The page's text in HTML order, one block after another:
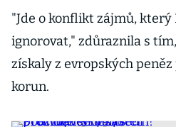
"Jde o konflikt zájmů, který
ignorovat," zdůraznila s
získaly z evropských
korun.